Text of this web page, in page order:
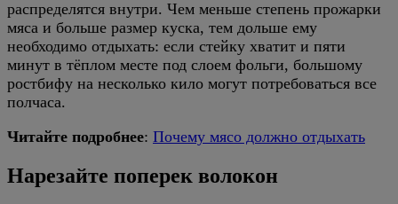
распределятся внутри. Чем меньше степень прожарки
мяса и больше размер куска, тем дольше ему
необходимо отдыхать: если стейку хватит и пяти
минут в тёплом месте под слоем фольги, большому
ростбифу на несколько кило могут потребоваться все
полчаса.
Читайте подробнее: Почему мясо должно отдыхать
Нарезайте поперек волокон